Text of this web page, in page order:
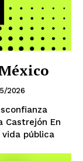
2026
pública